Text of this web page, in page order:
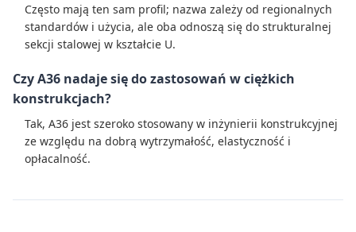
Często mają ten sam profil; nazwa zależy od regionalnych
standardów i użycia, ale oba odnoszą się do strukturalnej
sekcji stalowej w kształcie U.
Czy A36 nadaje się do zastosowań w ciężkich
konstrukcjach?
Tak, A36 jest szeroko stosowany w inżynierii konstrukcyjnej
ze względu na dobrą wytrzymałość, elastyczność i
opłacalność.